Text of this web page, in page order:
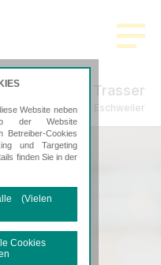
Letmathe & Trasser
Steuerberatung in Eschweiler
Website neben
der Website
Betreiber-Cookies
und Targeting
finden Sie in der
(Vielen
Cookies